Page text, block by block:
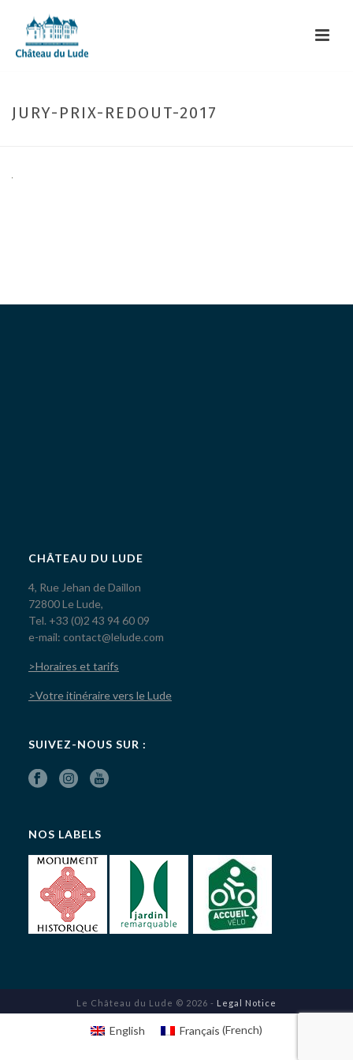
JURY-PRIX-REDOUT-2017
CHÂTEAU DU LUDE
4, Rue Jehan de Daillon
72800 Le Lude,
Tel. +33 (0)2 43 94 60 09
e-mail: contact@lelude.com
>Horaires et tarifs
>Votre itinéraire vers le Lude
SUIVEZ-NOUS SUR :
NOS LABELS
Le Château du Lude © 2026 - Legal Notice
English Français (French)